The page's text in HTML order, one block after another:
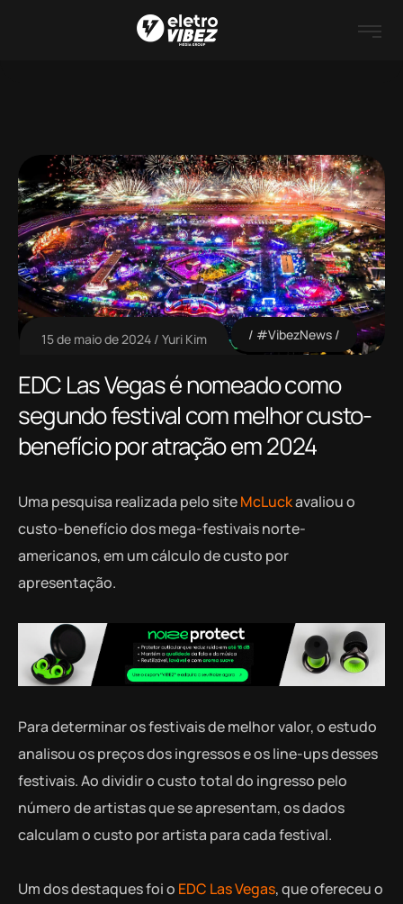
15 de maio de 2024 Yuri Kim #VibezNews
EDC Las Vegas é nomeado como
segundo festival com melhor custo-
benefício por atração em 2024
Uma pesquisa realizada pelo siteMcLuckavaliou o
custo-benefício dos mega-festivais norte-
americanos, em um cálculo de custo por
apresentação.
Para determinar os festivais de melhor valor, o estudo
analisou os preços dos ingressos e os line-ups desses
festivais. Ao dividir o custo total do ingresso pelo
número de artistas que se apresentam, os dados
calculam o custo por artista para cada festival.
Um dos destaques foi o EDC Las Vegas, que ofereceu o